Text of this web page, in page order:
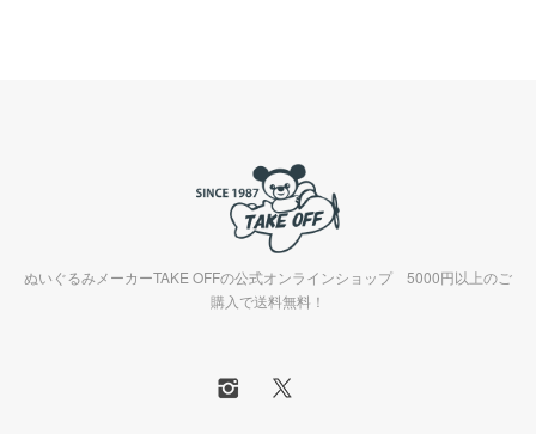
ぬいぐるみメーカーTAKE OFFの公式オンラインショップ 5000円以上のご
購入で送料無料！